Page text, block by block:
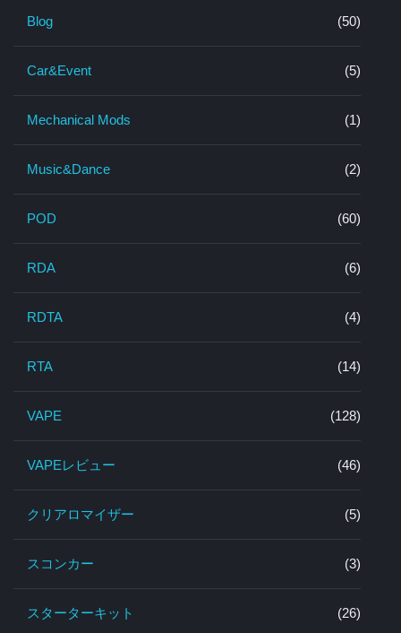
Blog (50)
Car&Event (5)
Mechanical Mods (1)
Music&Dance (2)
POD (60)
RDA (6)
RDTA (4)
RTA (14)
VAPE (128)
VAPEレビュー (46)
クリアロマイザー (5)
スコンカー (3)
スターターキット (26)